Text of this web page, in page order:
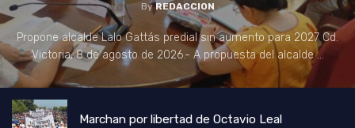
ByREDACCION
Propone alcalde Lalo Gattás predial sin aumento para 2027 Cd.
Victoria, 8 de agosto de 2026.- A propuesta del alcalde ...
Marchan por libertad de Octavio Leal